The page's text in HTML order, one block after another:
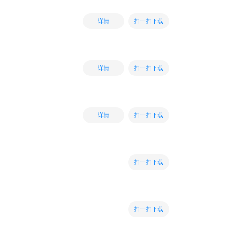
详情 扫一扫下载
详情 扫一扫下载
详情 扫一扫下载
扫一扫下载
扫一扫下载